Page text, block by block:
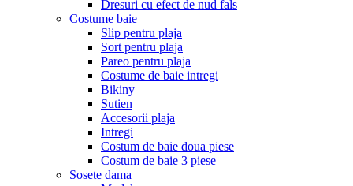
Dresuri cu efect de nud fals
Costume baie
Slip pentru plaja
Sort pentru plaja
Pareo pentru plaja
Costume de baie intregi
Bikiny
Sutien
Accesorii plaja
Intregi
Costum de baie doua piese
Costum de baie 3 piese
Sosete dama